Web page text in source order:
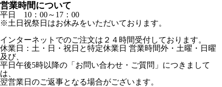
営業時間について
平日 10：00～17：00
※土日祝祭日はお休みをいただいております。
インターネットでのご注文は２４時間受付しております。
休業日：土・日・祝日と特定休業日 営業時間外・土曜・日曜
及び、
平日午後5時以降の「お問い合わせ・ご質問」につきまして
は、
翌営業日のご返事となる場合がございます。